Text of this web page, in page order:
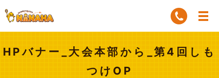
HPバナー_大会本部から_第4回しも
つけOP